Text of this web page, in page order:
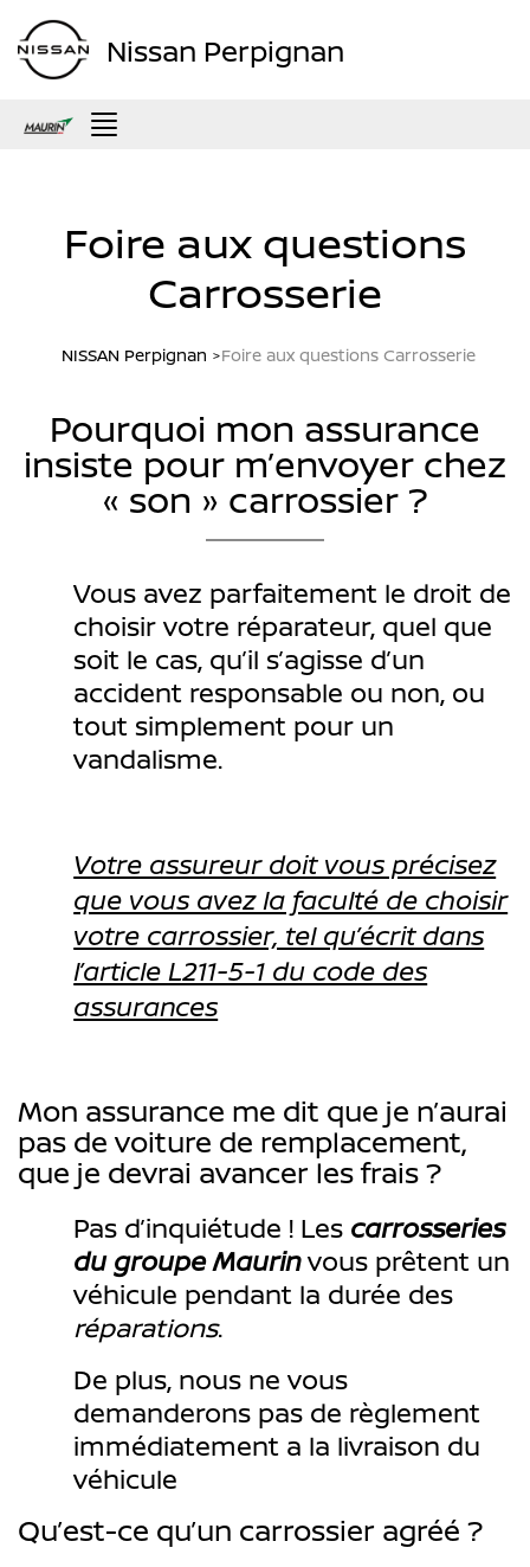
Nissan Perpignan
Menu
Foire aux questions
Carrosserie
NISSAN Perpignan Foire aux questions Carrosserie
Pourquoi mon assurance
insiste pour m’envoyer chez
« son » carrossier ?
Vous avez parfaitement le droit de
choisir votre réparateur, quel que
soit le cas, qu’il s’agisse d’un
accident responsable ou non, ou
tout simplement pour un
vandalisme.
Votre assureur doit vous précisez
que vous avez la faculté de choisir
votre carrossier, tel qu’écrit dans
l’article L211-5-1 du code des
assurances
Mon assurance me dit que je n’aurai
pas de voiture de remplacement,
que je devrai avancer les frais ?
Pas d’inquiétude ! Les carrosseries
du groupe Maurinvous prêtent un
véhicule pendant la durée des
réparations.
De plus, nous ne vous
demanderons pas de règlement
immédiatement a la livraison du
véhicule
Qu’est-ce qu’un carrossier agréé ?